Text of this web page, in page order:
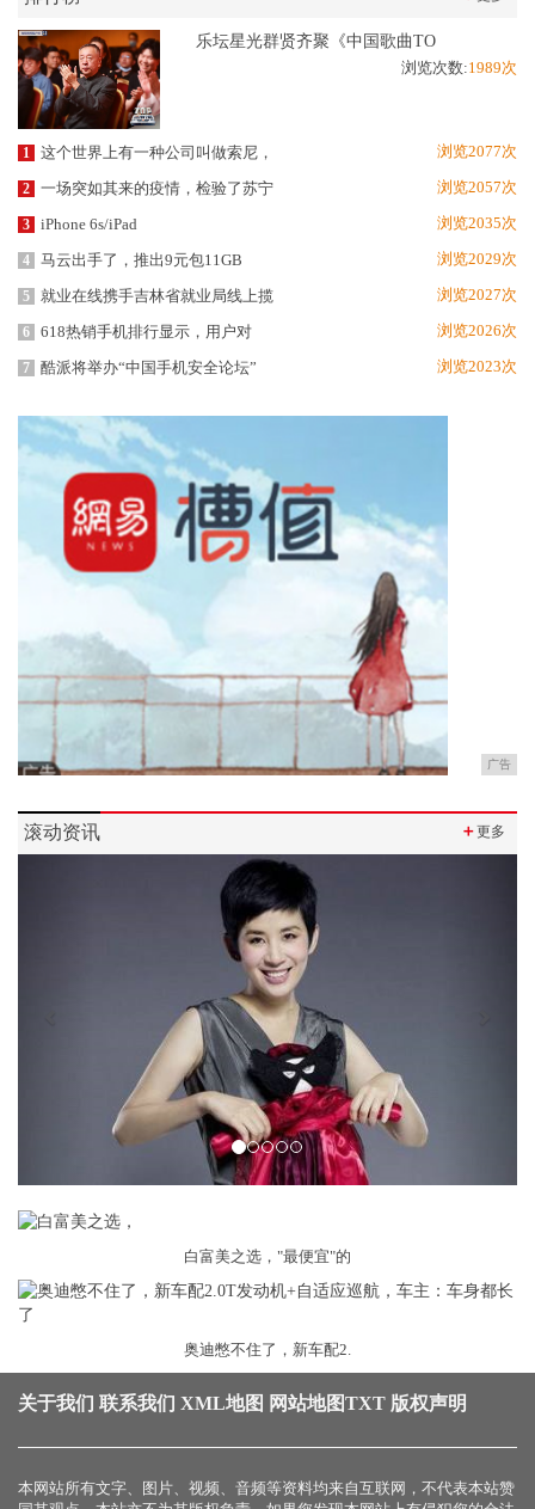
乐坛星光群贤齐聚《中国歌曲TO
浏览次数:1989次
1 这个世界上有一种公司叫做索尼， 浏览2077次
2 一场突如其来的疫情，检验了苏宁 浏览2057次
3 iPhone 6s/iPad 浏览2035次
4 马云出手了，推出9元包11GB 浏览2029次
5 就业在线携手吉林省就业局线上揽 浏览2027次
6 618热销手机排行显示，用户对 浏览2026次
7 酷派将举办“中国手机安全论坛” 浏览2023次
广告
滚动资讯 ＋更多
白富美之选，"最便宜"的
奥迪憋不住了，新车配2.
关于我们 联系我们 XML地图 网站地图TXT 版权声明
本网站所有文字、图片、视频、音频等资料均来自互联网，不代表本站赞